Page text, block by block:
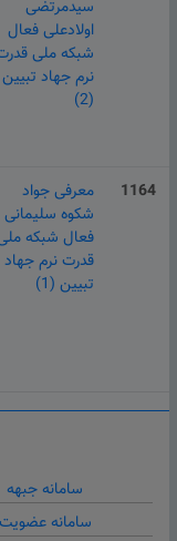
سیدمرتضی
اولادعلی فعال
شبکه ملی
نرم جهاد تبیین
(2)
1164
معرفی جواد
شکوه سلیمانی
فعال شبکه
قدرت نرم جهاد
تبیین (1)
سامانه جبهه
سامانه عضویت